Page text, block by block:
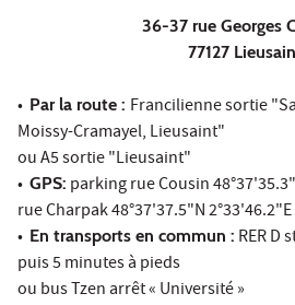
36-37 rue Georges
77127
• Par la route : Francilienne sortie
Moissy-Cramayel, Lieusaint"
ou A5 sortie "Lieusaint"
• GPS: parking rue Cousin
rue Charpak 48°37'37.5"N 2°33'46.2"E
• En transports en commun : RER D
puis 5 minutes à pieds
ou bus Tzen arrêt « Université »